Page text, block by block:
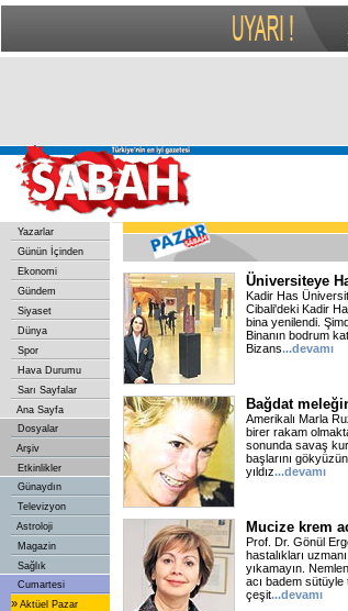
Yazarlar
Günün İçinden
Ekonomi
Gündem
Siyaset
Dünya
Spor
Hava Durumu
Sarı Sayfalar
Ana Sayfa
Dosyalar
Arşiv
Etkinlikler
Günaydın
Televizyon
Astroloji
Magazin
Sağlık
Cumartesi
» Aktüel Pazar
Üniversiteye
Kadir Has
Cibali'deki Kadir
bina yenilendi.
Binanın bodrum
Bizans...devamı
Bağdat
Amerikalı Marla
birer rakam
sonunda savaş
başlarını
yıldız...devamı
Mucize krem
Prof. Dr. Gönül
hastalıkları
yıkamayın.
acı badem sütüyle
çeşit...devamı